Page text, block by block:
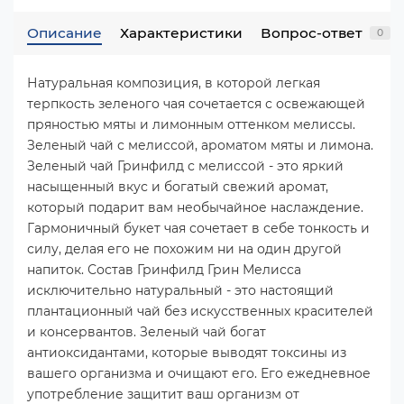
Описание Характеристики Вопрос-ответ 0
Натуральная композиция, в которой легкая
терпкость зеленого чая сочетается с освежающей
пряностью мяты и лимонным оттенком мелиссы.
Зеленый чай с мелиссой, ароматом мяты и лимона.
Зеленый чай Гринфилд с мелиссой - это яркий
насыщенный вкус и богатый свежий аромат,
который подарит вам необычайное наслаждение.
Гармоничный букет чая сочетает в себе тонкость и
силу, делая его не похожим ни на один другой
напиток. Состав Гринфилд Грин Мелисса
исключительно натуральный - это настоящий
плантационный чай без искусственных красителей
и консервантов. Зеленый чай богат
антиоксидантами, которые выводят токсины из
вашего организма и очищают его. Его ежедневное
употребление защитит ваш организм от